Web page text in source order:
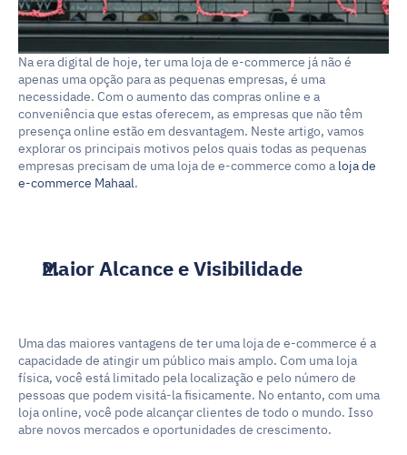
Na era digital de hoje, ter uma loja de e-commerce já não é
apenas uma opção para as pequenas empresas, é uma
necessidade. Com o aumento das compras online e a
conveniência que estas oferecem, as empresas que não têm
presença online estão em desvantagem. Neste artigo, vamos
explorar os principais motivos pelos quais todas as pequenas
empresas precisam de uma loja de e-commerce como a loja de
e-commerce Mahaal.
Maior Alcance e Visibilidade
Uma das maiores vantagens de ter uma loja de e-commerce é a
capacidade de atingir um público mais amplo. Com uma loja
física, você está limitado pela localização e pelo número de
pessoas que podem visitá-la fisicamente. No entanto, com uma
loja online, você pode alcançar clientes de todo o mundo. Isso
abre novos mercados e oportunidades de crescimento.